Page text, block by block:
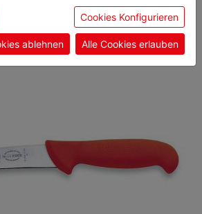
weiter nutzen, geben Sie
Cookies.
Cookies Konfigurieren
ablehnen Alle Cookies erlauben